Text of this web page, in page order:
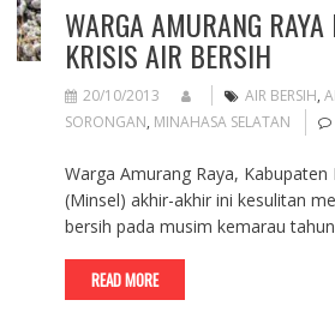
WARGA AMURANG
KRISIS AIR BERSIH
20/10/2013 AIR BERSIH,
SORONGAN, MINAHASA SELATAN
Warga Amurang Raya, Kabupaten
(Minsel) akhir-akhir ini kesulitan
bersih pada musim kemarau
READ MORE